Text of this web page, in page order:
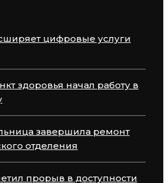
цифровые услуги
здоровья начал работу в
завершила ремонт
отделения
прорыв в доступности